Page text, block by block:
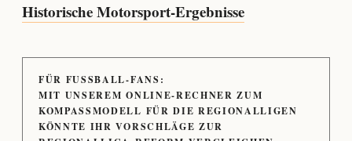
Historische Motorsport-Ergebnisse
FÜR FUSSBALL-FANS:
MIT UNSEREM ONLINE-RECHNER ZUM
KOMPASSMODELL FÜR DIE REGIONALLIGEN
KÖNNTE IHR VORSCHLÄGE ZUR